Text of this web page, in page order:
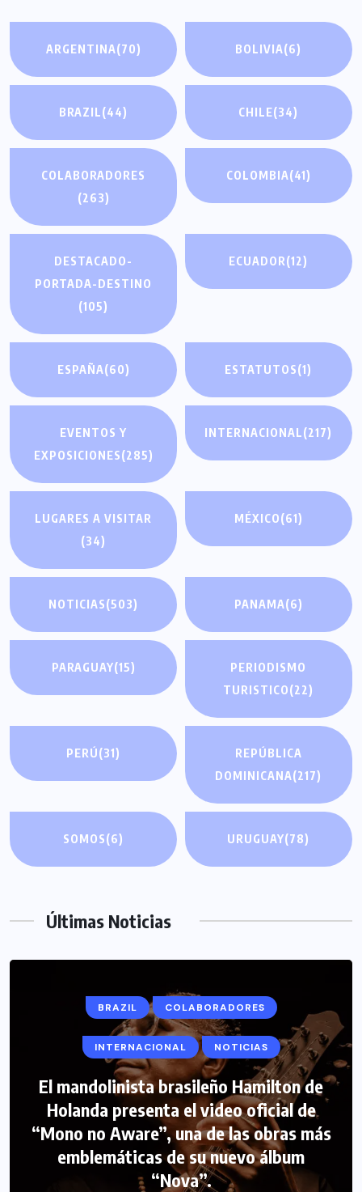
ARGENTINA(70) BOLIVIA(6)
BRAZIL(44) CHILE(34)
COLABORADORES
(263)
COLOMBIA(41)
DESTACADO-
PORTADA-DESTINO
(105)
ECUADOR(12)
ESPAÑA(60) ESTATUTOS(1)
EVENTOS Y
EXPOSICIONES(285)
INTERNACIONAL(217)
LUGARES A VISITAR
(34)
MÉXICO(61)
NOTICIAS(503) PANAMA(6)
PARAGUAY(15)
PERIODISMO
TURISTICO(22)
PERÚ(31)
REPÚBLICA
DOMINICANA(217)
SOMOS(6) URUGUAY(78)
Últimas Noticias
BRAZIL COLABORADORES
INTERNACIONAL NOTICIAS
El mandolinista brasileño Hamilton de
Holanda presenta el video oficial de
“Mono no Aware”, una de las obras más
emblemáticas de su nuevo álbum
“Nova”.
COLABORADORES INTERNACIONAL
NOTICIAS PERIODISMO TURISTICO
FIPETUR se solidariza con Venezuela